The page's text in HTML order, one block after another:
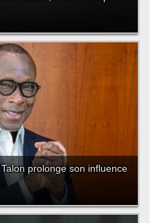
prolonge son influence